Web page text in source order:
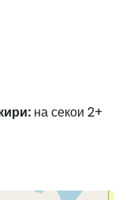
на секои 2+